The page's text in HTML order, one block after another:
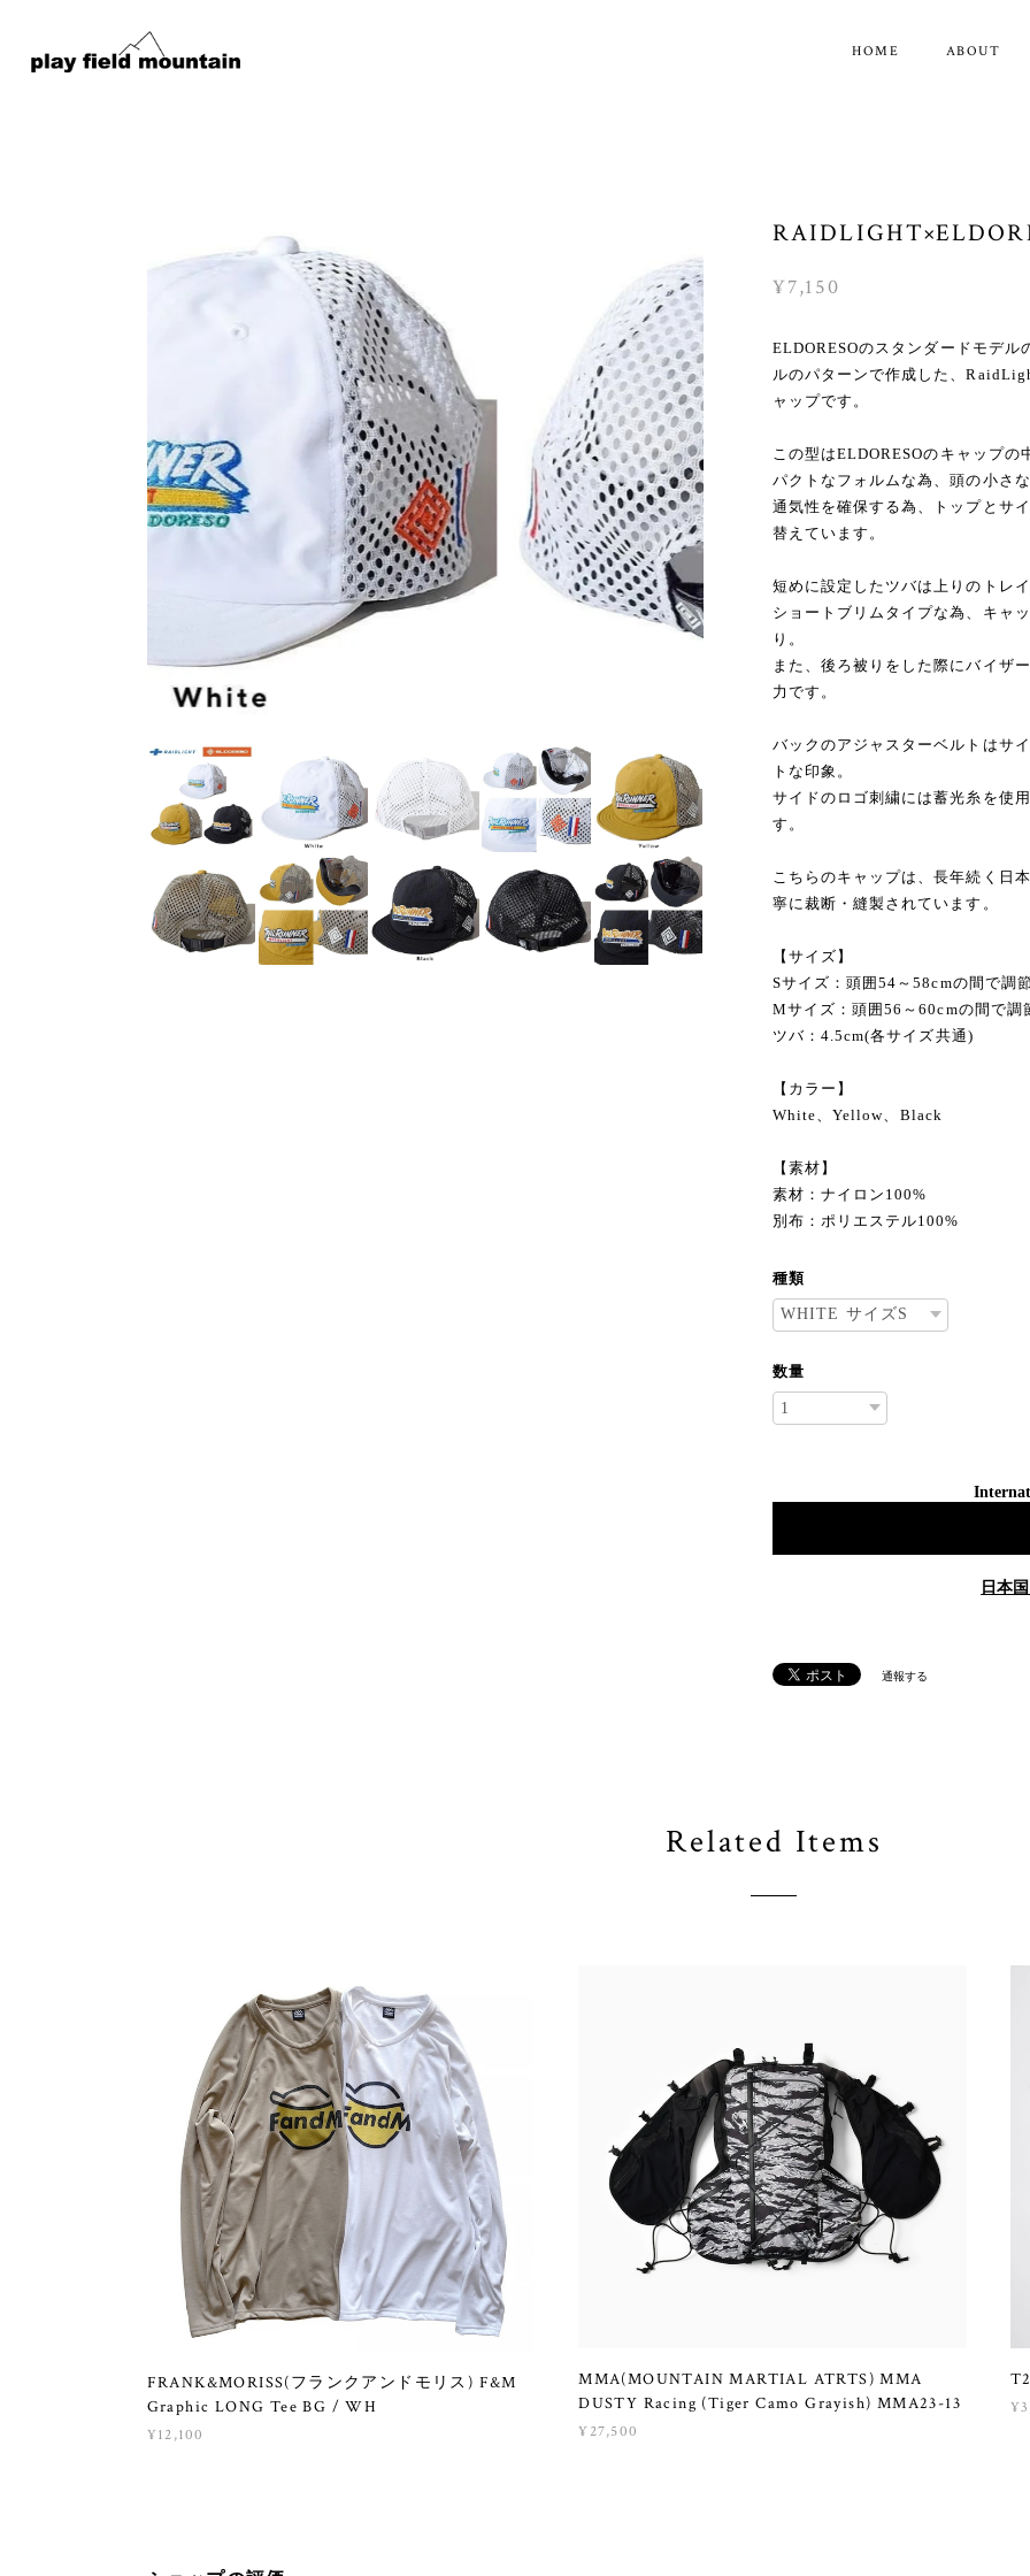
HOME ABOUT
¥7,150
ELDORESOのスタンダードモデ
ルのパターンで作成した、
ャップです。
この型はELDORESOのキャップ
パクトなフォルムな為、頭の小さ
通気性を確保する為、トップとサ
替えています。
短めに設定したツバは上りのトレ
ショートブリムタイプな為、キャ
り。
また、後ろ被りをした際にバイザ
力です。
バックのアジャスターベルトはサ
トな印象。
サイドのロゴ刺繍には蓄光糸を使
す。
こちらのキャップは、長年続く日
寧に裁断・縫製されています。
【サイズ】
Sサイズ：頭囲54～58cmの間で調
Mサイズ：頭囲56～60cmの間で調
ツバ：4.5cm(各サイズ共通)
【カラー】
White、Yellow、Black
【素材】
素材：ナイロン100%
別布：ポリエステル100%
種類
数量
日本
通報する
Related Items
FRANK&MORISS(フランクアンドモリス) F&M
Graphic LONG Tee BG / WH
¥12,100
MMA(MOUNTAIN MARTIAL ATRTS) MMA
DUSTY Racing (Tiger Camo Grayish) MMA23-13
¥27,500